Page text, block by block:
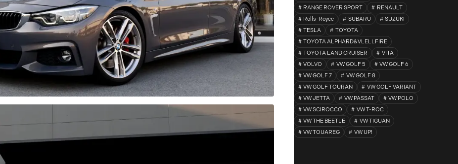
RANGE ROVER SPORT
RENAULT
Rolls-Royce
SUBARU
SUZUKI
TESLA
TOYOTA
TOYOTA ALPHARD&VLELLFIRE
TOYOTA LAND CRUISER
VITA
VOLVO
VW GOLF 5
VW GOLF 6
VW GOLF 7
VW GOLF 8
VW GOLF TOURAN
VW GOLF VARIANT
VW JETTA
VW PASSAT
VW POLO
VW SCIROCCO
VW T-ROC
VW THE BEETLE
VW TIGUAN
VW TOUAREG
VW UP!